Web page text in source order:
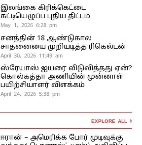
இலங்கை கிரிக்கெட்டை
கட்டியெழுப்ப புதிய திட்டம்
May 1, 2026 6:28 pm
சனத்தின் 18 ஆண்டுகால
சாதனையை முறியடித்த ரிகெல்டன்
April 30, 2026 11:49 am
ஸ்ரேயாஸ் ஐயரை விடுவித்தது ஏன்?
கொல்கத்தா அணியின் முன்னாள்
பயிற்சியாளர் விளக்கம்
April 24, 2026 5:38 pm
EXPLORE ALL
ஈரான் – அமெரிக்க போர் முடிவுக்கு